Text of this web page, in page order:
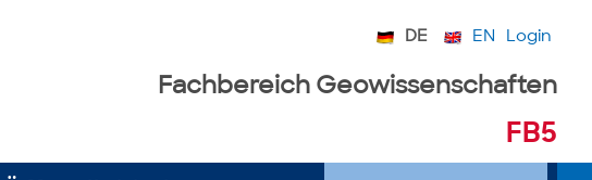
DE EN Login
Fachbereich Geowissenschaften
FB5